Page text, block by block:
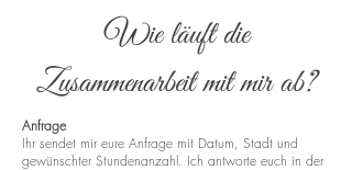
Wie läuft die
Zusammenarbeit mit mir ab?
Anfrage
Ihr sendet mir eure Anfrage mit Datum, Stadt und
gewünschter Stundenanzahl. Ich antworte euch in der